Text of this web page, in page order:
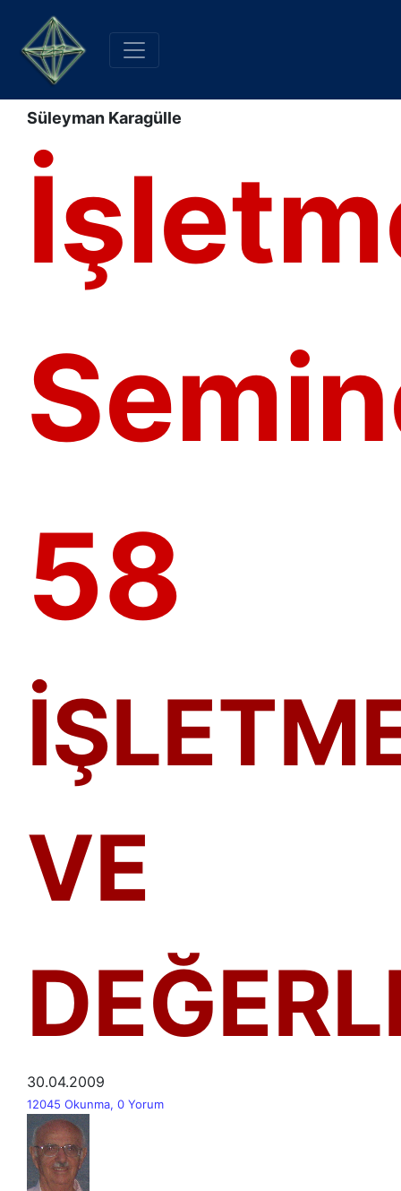
Süleyman Karagülle
58
VE
30.04.2009
12045 Okunma, 0 Yorum